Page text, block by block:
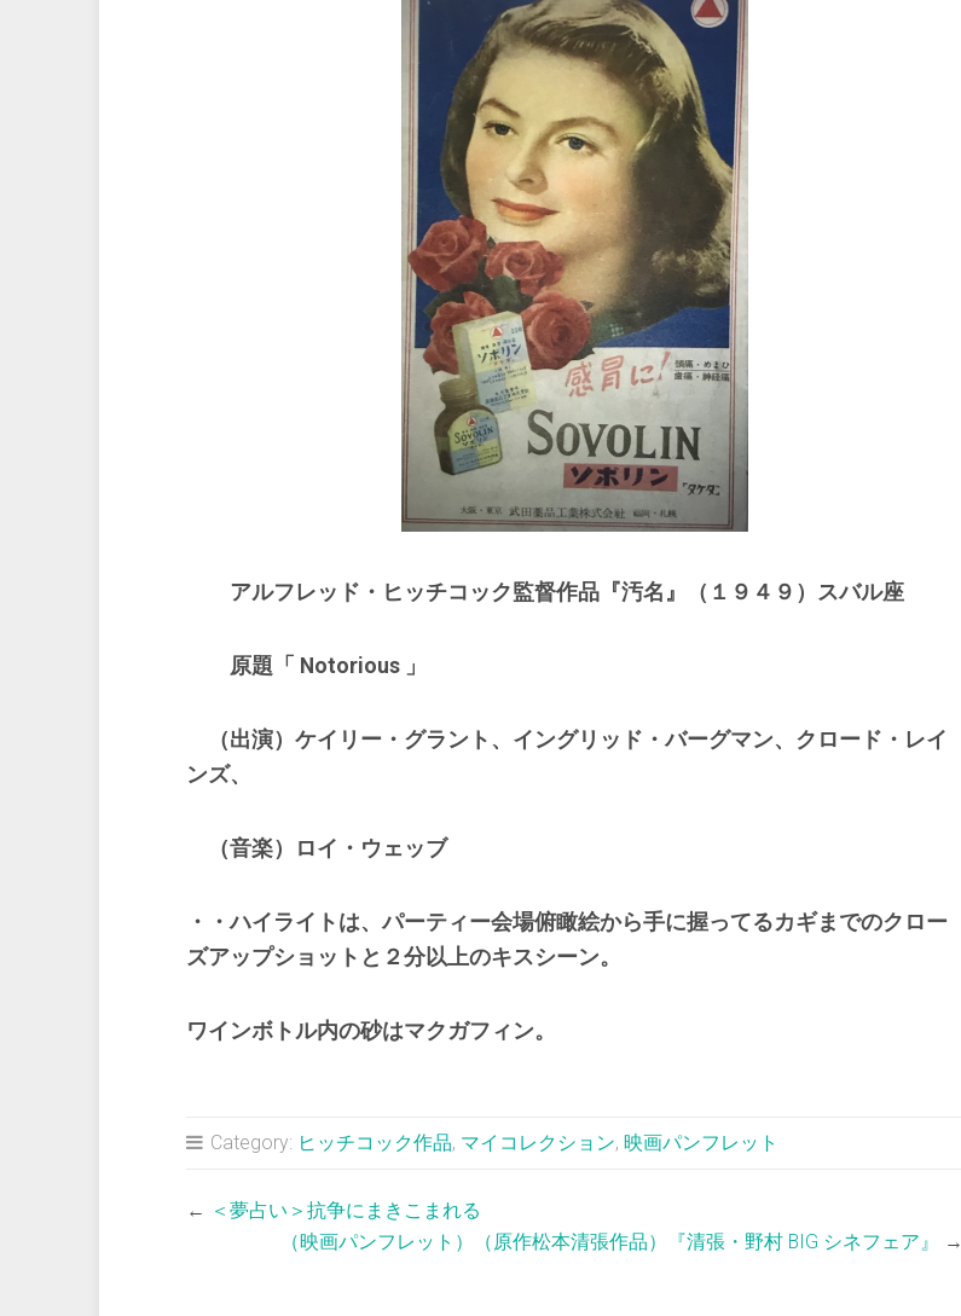
アルフレッド・ヒッチコック監督作品『汚名』（１９４９）スバル座
原題「 Notorious 」
（出演）ケイリー・グラント、イングリッド・バーグマン、クロード・レイ
ンズ、
（音楽）ロイ・ウェッブ
・・ハイライトは、パーティー会場俯瞰絵から手に握ってるカギまでのクロー
ズアップショットと２分以上のキスシーン。
ワインボトル内の砂はマクガフィン。
Category: ヒッチコック作品, マイコレクション, 映画パンフレット
← ＜夢占い＞抗争にまきこまれる
（映画パンフレット）（原作松本清張作品）『清張・野村 BIG シネフェア』
→